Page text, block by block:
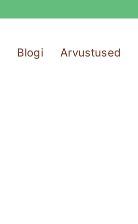
Blogi Arvustused